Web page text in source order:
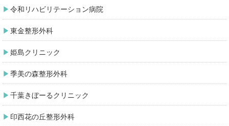
令和リハビリテーション病院
東金整形外科
姫島クリニック
季美の森整形外科
千葉きぼーるクリニック
印西花の丘整形外科